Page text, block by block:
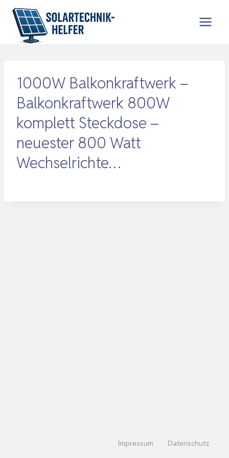
Zum
Inhalt
springen
1000W Balkonkraftwerk –
Balkonkraftwerk 800W
komplett Steckdose –
neuester 800 Watt
Wechselrichte…
Impressum Datenschutz